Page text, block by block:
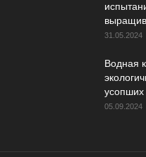
31.05.2024
Водная
усопших
05.09.2024